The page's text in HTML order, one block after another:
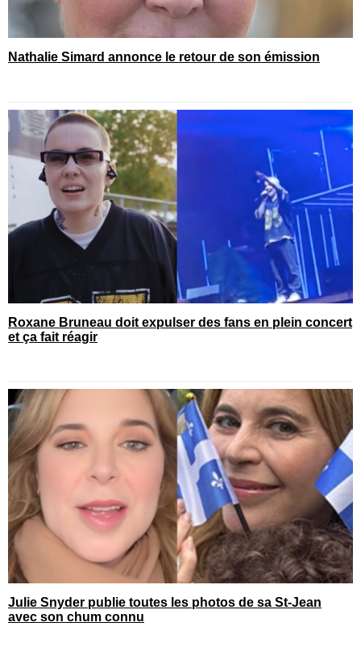
Nathalie Simard annonce le retour de son émission
Roxane Bruneau doit expulser des fans en plein concert
et ça fait réagir
Julie Snyder publie toutes les photos de sa St-Jean
avec son chum connu